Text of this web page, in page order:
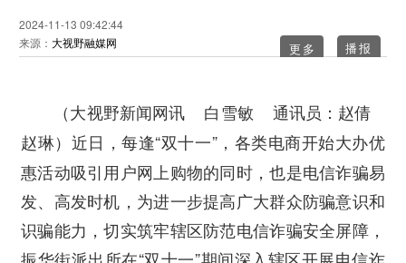
2024-11-13 09:42:44
来源： 大视野融媒网 更多
（大视野新闻网讯 白雪敏 通讯员：赵倩
赵琳） 近日，每逢“双十一”，各类电商开始大办优
惠活动吸引用户网上购物的同时，也是电信诈骗易
发、高发时机，为进一步提高广大群众防骗意识和
识骗能力，切实筑牢辖区防范电信诈骗安全屏障，